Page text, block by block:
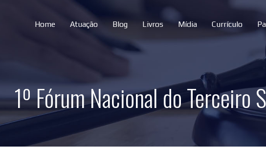
Home Atuação Blog Livros Mídia Currículo
1º Fórum Nacional do Terceiro